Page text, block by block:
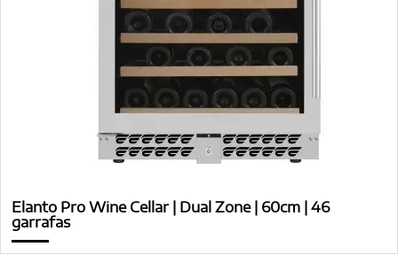
Elanto Pro Wine Cellar | Dual Zone | 60cm | 46
garrafas